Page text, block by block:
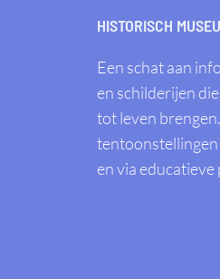
HISTORISCH
Een schat aan
en schilderijen
tot leven
tentoonstellingen
en via